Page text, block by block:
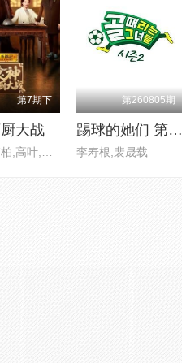
第7期下
大战
第260805期
踢球的她们 第二季
李寿根,裴晟载